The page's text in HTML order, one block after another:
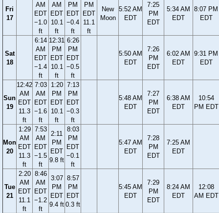
Fri
17
AM
EDT
−1.0
ft
AM
EDT
10.1
ft
PM
EDT
−0.4
ft
PM
EDT
11.1
ft
New
Moon
5:52 AM
EDT
7:25
PM
EDT
5:34 AM
EDT
8:07 PM
EDT
Sat
18
6:14
AM
EDT
−1.4
ft
12:31
PM
EDT
10.1
ft
6:26
PM
EDT
−0.5
ft
5:50 AM
EDT
7:26
PM
EDT
6:02 AM
EDT
9:31 PM
EDT
Sun
19
12:42
AM
EDT
11.3
ft
7:03
AM
EDT
−1.6
ft
1:20
PM
EDT
10.1
ft
7:13
PM
EDT
−0.3
ft
5:48 AM
EDT
7:27
PM
EDT
6:38 AM
EDT
10:54
PM EDT
Mon
20
1:29
AM
EDT
11.3
ft
7:53
AM
EDT
−1.5
ft
2:11
PM
EDT
9.8 ft
8:03
PM
EDT
−0.1
ft
5:47 AM
EDT
7:28
PM
EDT
7:25 AM
EDT
Tue
21
2:20
AM
EDT
11.1
ft
8:46
AM
EDT
−1.2
ft
3:07
PM
EDT
9.4 ft
8:57
PM
EDT
0.3 ft
5:45 AM
EDT
7:29
PM
EDT
8:24 AM
EDT
12:08
AM EDT